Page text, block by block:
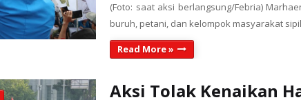
(Foto: saat aksi berlangsung/Febria)
buruh, petani, dan kelompok masyarakat
Read More »
Aksi Tolak Kenaikan